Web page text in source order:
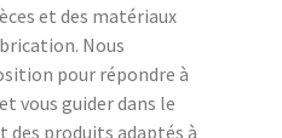
et des matériaux
Nous
pour répondre à
vous guider dans le
des produits adaptés à